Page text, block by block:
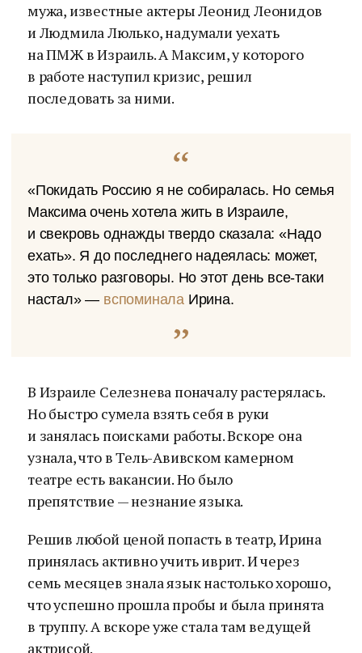
мужа, известные актеры Леонид Леонидов
и Людмила Люлько, надумали уехать
на ПМЖ в Израиль. А Максим, у которого
в работе наступил кризис, решил
последовать за ними.
«Покидать Россию я не собиралась. Но семья
Максима очень хотела жить в Израиле,
и свекровь однажды твердо сказала: «Надо
ехать». Я до последнего надеялась: может,
это только разговоры. Но этот день все-таки
настал» — вспоминала Ирина.
В Израиле Селезнева поначалу растерялась.
Но быстро сумела взять себя в руки
и занялась поисками работы. Вскоре она
узнала, что в Тель-Авивском камерном
театре есть вакансии. Но было
препятствие — незнание языка.
Решив любой ценой попасть в театр, Ирина
принялась активно учить иврит. И через
семь месяцев знала язык настолько хорошо,
что успешно прошла пробы и была принята
в труппу. А вскоре уже стала там ведущей
актрисой.